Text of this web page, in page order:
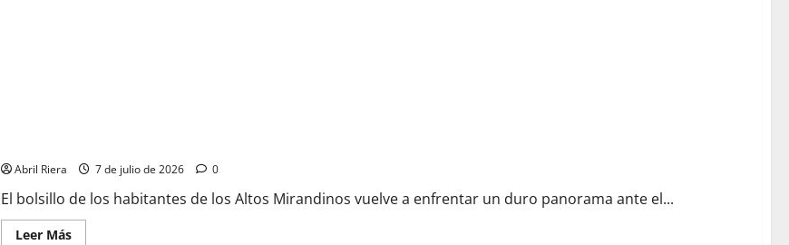
Abril Riera 7 de julio de 2026 0
El bolsillo de los habitantes de los Altos Mirandinos vuelve a enfrentar un duro panorama ante el...
Leer Más